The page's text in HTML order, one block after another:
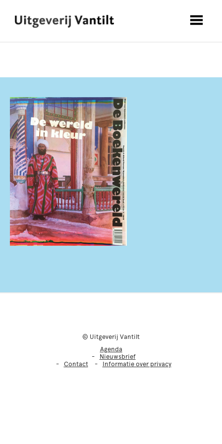
© Uitgeverij Vantilt
Agenda
Nieuwsbrief
Contact
Informatie over privacy